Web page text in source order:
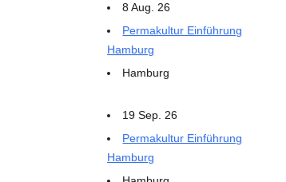
8 Aug. 26
Permakultur Einführung
Hamburg
Hamburg
19 Sep. 26
Permakultur Einführung
Hamburg